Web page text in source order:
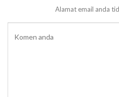
Alamat email anda